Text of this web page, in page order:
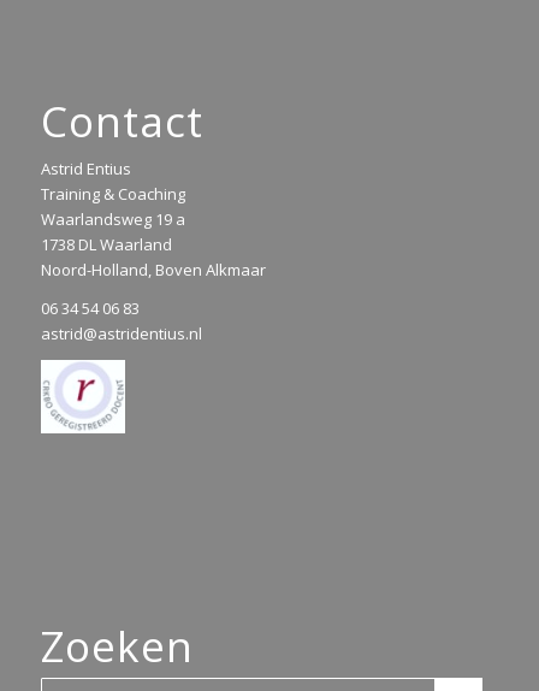
Contact
Astrid Entius
Training & Coaching
Waarlandsweg 19 a
1738 DL Waarland
Noord-Holland, Boven Alkmaar
06 34 54 06 83
astrid@astridentius.nl
Zoeken